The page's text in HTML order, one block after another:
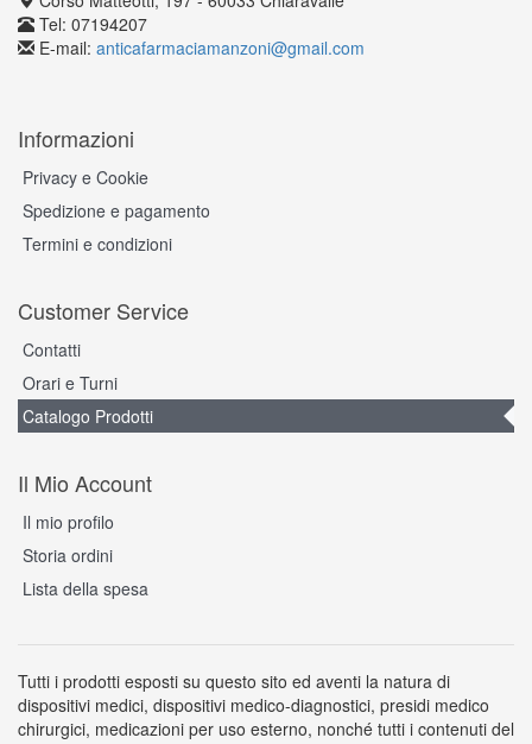
Tel: 07194207
E-mail: anticafarmaciamanzoni@gmail.com
Informazioni
Privacy e Cookie
Spedizione e pagamento
Termini e condizioni
Customer Service
Contatti
Orari e Turni
Catalogo Prodotti
Il Mio Account
Il mio profilo
Storia ordini
Lista della spesa
Tutti i prodotti esposti su questo sito ed aventi la natura di
dispositivi medici, dispositivi medico-diagnostici, presidi medico
chirurgici, medicazioni per uso esterno, nonché tutti i contenuti del